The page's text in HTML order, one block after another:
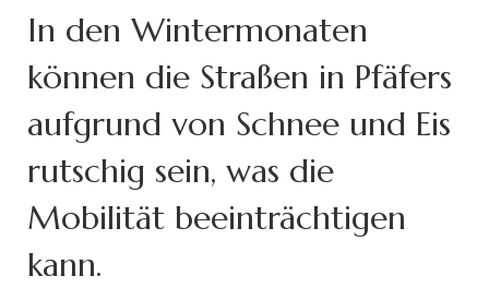
In den Wintermonaten
können die Straßen in Pfäfers
aufgrund von Schnee und Eis
rutschig sein, was die
Mobilität beeinträchtigen
kann.